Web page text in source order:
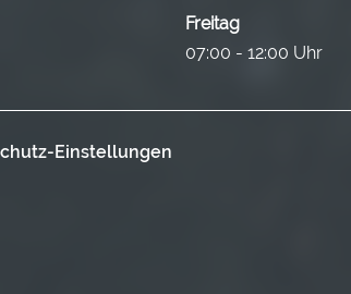
Freitag
07:00 -
Einstellungen